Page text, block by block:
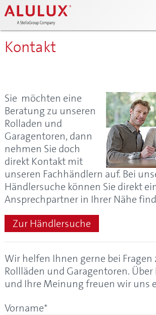
main
content
springen
springen
springen
Kontakt
Sie möchten eine
Beratung zu unseren
Rolladen und
Garagentoren, dann
nehmen Sie doch
direkt Kontakt mit
unseren Fachhändlern auf. Bei
Händlersuche können Sie direkt
Ansprechpartner in Ihrer Nähe
Zur Händlersuche
Wir helfen Ihnen gerne bei Fragen
Rollläden und Garagentoren. Über
und Ihre Meinung freuen wir uns
Vorname*